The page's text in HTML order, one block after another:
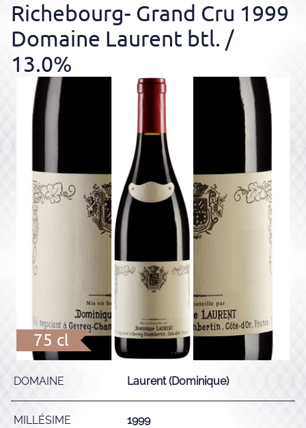
Richebourg- Grand Cru 1999
Domaine Laurent btl. /
13.0%
75 cl
DOMAINE Laurent (Dominique)
MILLÉSIME 1999